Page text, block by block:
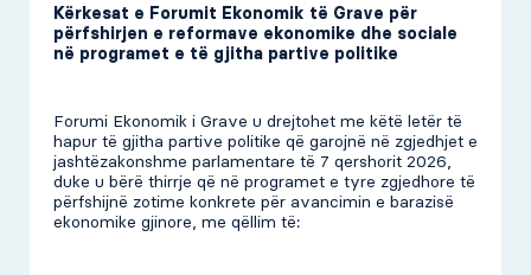
Kërkesat e Forumit Ekonomik të Grave për
përfshirjen e reformave ekonomike dhe sociale
në programet e të gjitha partive politike
Forumi Ekonomik i Grave u drejtohet me këtë letër të
hapur të gjitha partive politike që garojnë në zgjedhjet e
jashtëzakonshme parlamentare të 7 qershorit 2026,
duke u bërë thirrje që në programet e tyre zgjedhore të
përfshijnë zotime konkrete për avancimin e barazisë
ekonomike gjinore, me qëllim të: